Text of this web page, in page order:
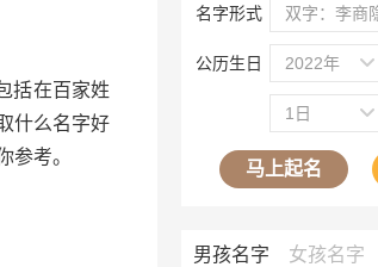
括在百家姓
什么名字好
参考。
名字形式 双字：李商
公历生日 2022年
1日
马上起名
男孩名字 女孩名字